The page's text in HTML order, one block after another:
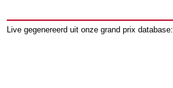
Live gegenereerd uit onze grand prix database: